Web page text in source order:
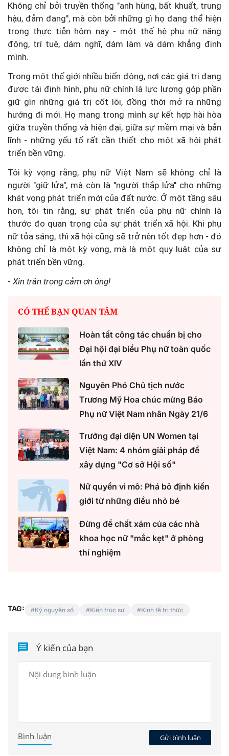
Không chỉ bởi truyền thống "anh hùng, bất khuất, trung
hậu, đảm đang", mà còn bởi những gì họ đang thể hiện
trong thực tiễn hôm nay - một thế hệ phụ nữ năng
động, trí tuệ, dám nghĩ, dám làm và dám khẳng định
mình.
Trong một thế giới nhiều biến động, nơi các giá trị đang
được tái định hình, phụ nữ chính là lực lượng góp phần
giữ gìn những giá trị cốt lõi, đồng thời mở ra những
hướng đi mới. Họ mang trong mình sự kết hợp hài hòa
giữa truyền thống và hiện đại, giữa sự mềm mại và bản
lĩnh - những yếu tố rất cần thiết cho một xã hội phát
triển bền vững.
Tôi kỳ vọng rằng, phụ nữ Việt Nam sẽ không chỉ là
người "giữ lửa", mà còn là "người thắp lửa" cho những
khát vọng phát triển mới của đất nước. Ở một tầng sâu
hơn, tôi tin rằng, sự phát triển của phụ nữ chính là
thước đo quan trọng của sự phát triển xã hội. Khi phụ
nữ tỏa sáng, thì xã hội cũng sẽ trở nên tốt đẹp hơn - đó
không chỉ là một kỳ vọng, mà là một quy luật của sự
phát triển bền vững.
- Xin trân trọng cảm ơn ông!
CÓ THỂ BẠN QUAN TÂM
Hoàn tất công tác chuẩn bị cho
Đại hội đại biểu Phụ nữ toàn quốc
lần thứ XIV
Nguyên Phó Chủ tịch nước
Trương Mỹ Hoa chúc mừng Báo
Phụ nữ Việt Nam nhân Ngày 21/6
Trưởng đại diện UN Women tại
Việt Nam: 4 nhóm giải pháp để
xây dựng "Cơ sở Hội số"
Nữ quyền vi mô: Phá bỏ định kiến
giới từ những điều nhỏ bé
Đừng để chất xám của các nhà
khoa học nữ "mắc kẹt" ở phòng
thí nghiệm
TAG: Kỷ nguyên số Kiến trúc sư Kinh tế tri thức
Ý kiến của bạn
Gửi bình luận
Bình luận